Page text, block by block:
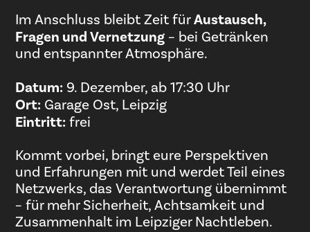
Im Anschluss bleibt Zeit fürAustausch,
Fragen und Vernetzung – bei Getränken
und entspannter Atmosphäre.
Datum: 9. Dezember, ab 17:30 Uhr
Ort: Garage Ost, Leipzig
Eintritt:frei
Kommt vorbei, bringt eure Perspektiven
und Erfahrungen mit und werdet Teil eines
Netzwerks, das Verantwortung übernimmt
– für mehr Sicherheit, Achtsamkeit und
Zusammenhalt im Leipziger Nachtleben.